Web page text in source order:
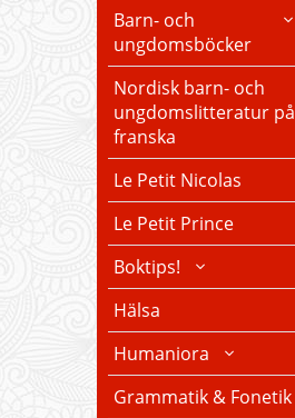
Barn- och
ungdomsböcker
Nordisk barn- och
ungdomslitteratur på
franska
Le Petit Nicolas
Le Petit Prince
Boktips!
Hälsa
Humaniora
Grammatik & Fonetik